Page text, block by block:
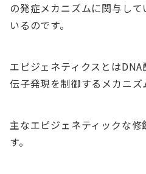
の発症メカニズムに関与し
いるのです。
エピジェネティクスとは
伝子発現を制御するメカニズ
主なエピジェネティックな
す。